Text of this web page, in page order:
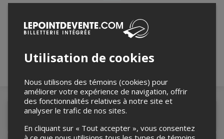
robot ci-bas.
Détails de l'événement
Utilisation de cookies
Nous utilisons des témoins (cookies) pour
améliorer votre expérience de navigation, offrir
des fonctionnalités relatives à notre site et
analyser le trafic de nos sites.
En cliquant sur « Tout accepter », vous consentez